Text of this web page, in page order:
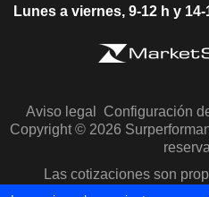
Lunes a viernes, 9-12 h y 14-
Aviso legal Configuración
Copyright © 2026
Las cotizaciones son
Morningstar y